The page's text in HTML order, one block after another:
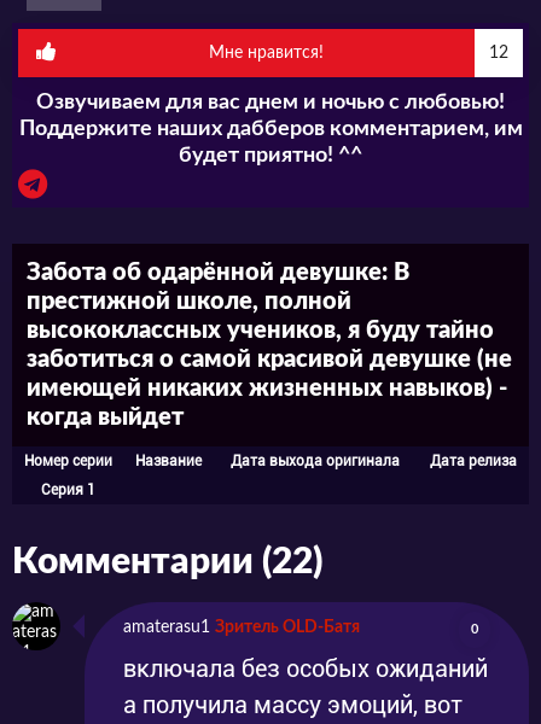
Мне нравится! 12
Озвучиваем для вас днем и ночью с любовью!
Поддержите наших дабберов комментарием, им
будет приятно! ^^
Забота об одарённой девушке: В
престижной школе, полной
высококлассных учеников, я буду тайно
заботиться о самой красивой девушке (не
имеющей никаких жизненных навыков) -
когда выйдет
Номер серии Название Дата выхода оригинала
Дата релиза
Серия 1
Комментарии (22)
amaterasu1 Зритель OLD-Батя 0
включала без особых ожиданий
а получила массу эмоций, вот